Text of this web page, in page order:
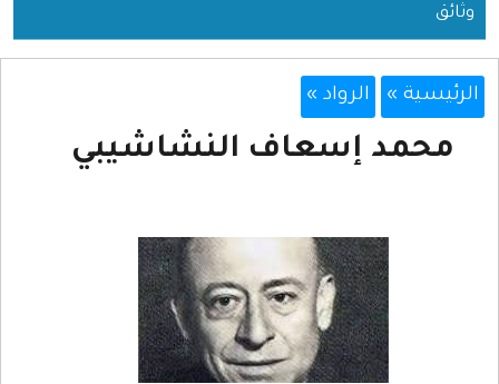
وثائق
الرئيسية » الرواد »
محمد إسعاف النشاشيبي